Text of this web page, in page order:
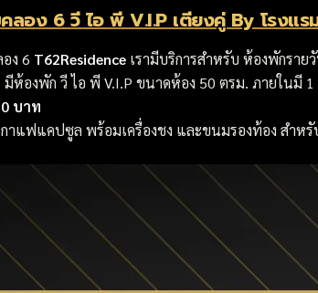
ลอง 6 วี ไอ พี V.I.P เตียงคู่ By โรงแ
ง 6 T62Residence เรามีบริการสำหรับ ห้องพักรา
มีห้องพัก วี ไอ พี V.I.P ขนาดห้อง 50 ตรม. ภายในมี
บาท
าแฟแคปซูล พร้อมเครื่องชง และขนมรองท้อง สำห